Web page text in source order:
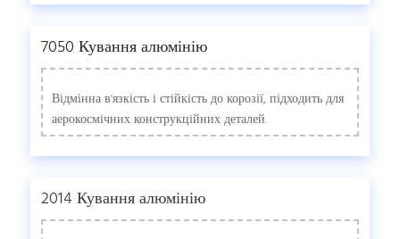
7050 Кування алюмінію
Відмінна в'язкість і стійкість до корозії, підходить для
аерокосмічних конструкційних деталей.
2014 Кування алюмінію